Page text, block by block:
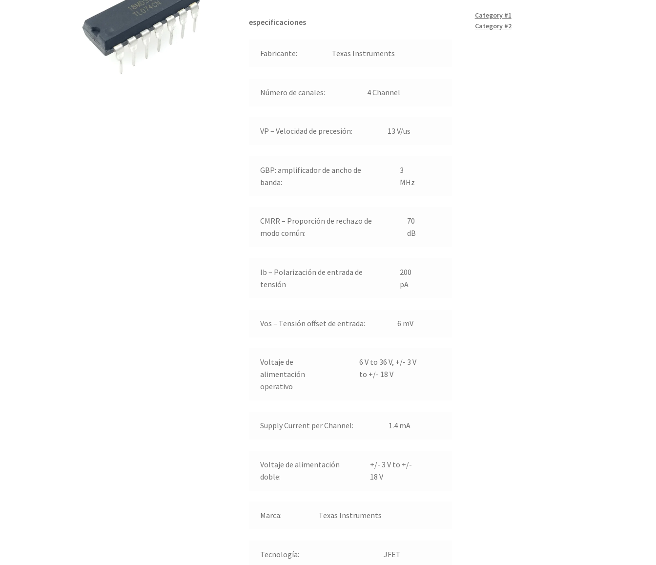
especificaciones
Fabricante: Texas Instruments
Número de canales: 4 Channel
VP – Velocidad de precesión: 13 V/us
GBP: amplificador de ancho de
banda:
3
MHz
CMRR – Proporción de rechazo de
modo común:
70
dB
Ib – Polarización de entrada de
tensión
200
pA
Vos – Tensión offset de entrada: 6 mV
Voltaje de
alimentación
operativo
6 V to 36 V, +/- 3 V
to +/- 18 V
Supply Current per Channel: 1.4 mA
Voltaje de alimentación
doble:
+/- 3 V to +/-
18 V
Marca: Texas Instruments
Tecnología: JFET
Category #1
Category #2